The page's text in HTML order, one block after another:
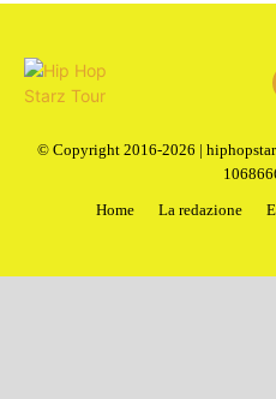
© Copyright 2016-2026 |
Home
La redazione